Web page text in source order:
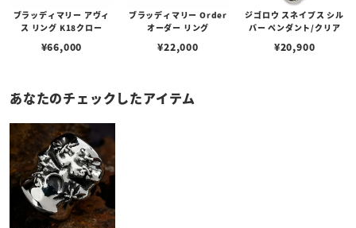
ブラッディマリー アヴィ
ス リング K18クロー
¥66,000
ブラッディマリー Order
オーダー リング
¥22,000
ジゴロウ スネイプス シル
バー ペンダント/クリア
¥20,900
あなたのチェックしたアイテム